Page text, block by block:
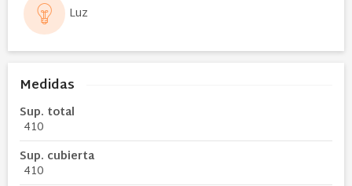
Luz
Medidas
Sup. total
410
Sup. cubierta
410